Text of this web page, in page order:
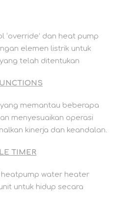
‘override’ dan heat pump
elemen listrik untuk
telah ditentukan
memantau beberapa
menyesuaikan operasi
kinerja dan keandalan.
TIMER
heatpump water heater
untuk hidup secara